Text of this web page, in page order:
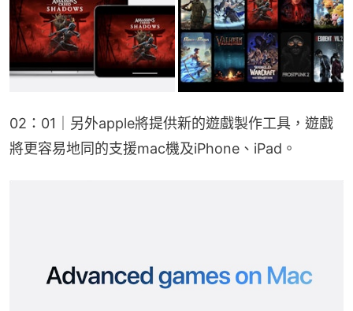
02：01｜另外apple將提供新的遊戲製作工具，遊戲
將更容易地同的支援mac機及iPhone、iPad。